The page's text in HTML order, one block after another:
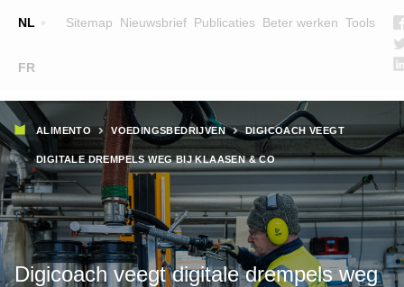
NL
FR
Sitemap Nieuwsbrief Publicaties Beter werken Tools
Main
navigation
OPLEIDINGEN
LESGEVERS
WIE ZIJN WE
TEAM
CONTACT
ZOEK EEN OPLEIDING
Kruimelpad
ALIMENTO VOEDINGSBEDRIJVEN DIGICOACH VEEGT
DIGITALE DREMPELS WEG BIJ KLAASEN & CO
Digicoach veegt digitale drempels weg